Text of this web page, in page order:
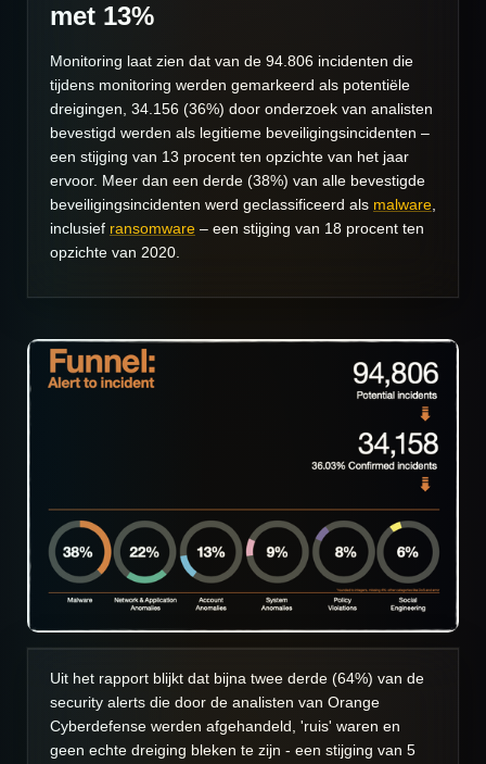
met 13%
Monitoring laat zien dat van de 94.806 incidenten die
tijdens monitoring werden gemarkeerd als potentiële
dreigingen, 34.156 (36%) door onderzoek van analisten
bevestigd werden als legitieme beveiligingsincidenten –
een stijging van 13 procent ten opzichte van het jaar
ervoor. Meer dan een derde (38%) van alle bevestigde
beveiligingsincidenten werd geclassificeerd als malware,
inclusief ransomware – een stijging van 18 procent ten
opzichte van 2020.
Uit het rapport blijkt dat bijna twee derde (64%) van de
security alerts die door de analisten van Orange
Cyberdefense werden afgehandeld, 'ruis' waren en
geen echte dreiging bleken te zijn - een stijging van 5